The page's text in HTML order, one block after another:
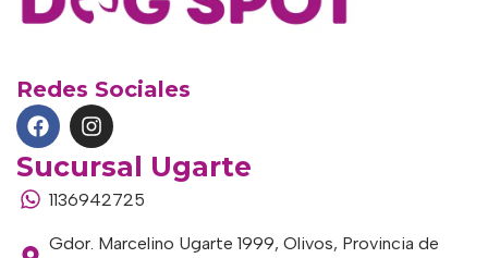
Redes Sociales
Sucursal Ugarte
1136942725
Gdor. Marcelino Ugarte 1999, Olivos, Provincia de